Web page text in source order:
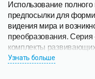
Использование полного
предпосылки для
видения мира и
преобразования. Серия
комплекты
в оболочку«ИГРОДРОМ»
Узнать больше